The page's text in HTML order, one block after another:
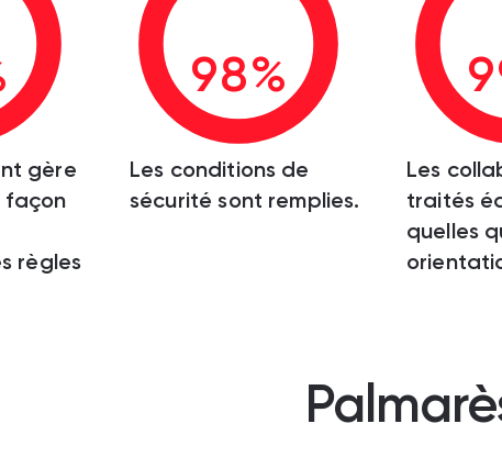
gère
façon
règles
98%
Les conditions de
sécurité sont remplies.
Les
traités
quelles